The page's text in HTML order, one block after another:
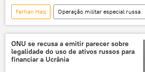
conflito ucraniano
Farhan Haq
Operação militar especial russa
operação militar especial
Rússia
Mundo
Europa
Kiev
Donetsk
Gorlovka
RPD
ONU se recusa a emitir parecer sobre
legalidade do uso de ativos russos para
financiar a Ucrânia